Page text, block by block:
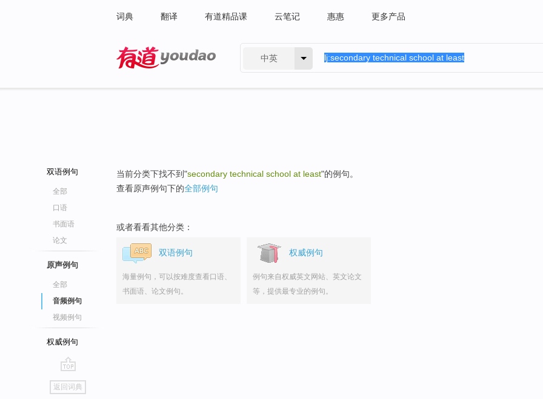
词典 翻译 有道精品课 云笔记 惠惠 更多产品
中英
双语例句
全部
口语
书面语
论文
原声例句
全部
音频例句
视频例句
权威例句
go
top
返回词典
当前分类下找不到"secondary technical school at least"的例句。
查看原声例句下的全部例句
或者看看其他分类：
双语例句
海量例句，可以按难度查看口语、
书面语、论文例句。
权威例句
例句来自权威英文网站、英文论文
等，提供最专业的例句。